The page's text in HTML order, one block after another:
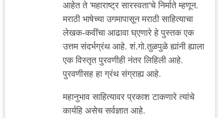
आहेत ते 'महाराष्ट्र सारस्वता'चे निर्माते म्हणून.
मराठी भाषेच्या उगमापासून मराठी साहित्याचा
लेखक-कवींचा आढावा घ्एणारे हे पुस्तक एक
उत्तम संदर्भग्रंथ आहे. शं.गो.तुळपुळे ह्यांनी ह्याला
एक विस्तृत पुरवणीही नंतर लिहिली आहे.
पुरवणीसह हा ग्रंथ संग्राह्य आहे.
महानुभाव साहित्यावर प्रकाश टाकणारे त्यांचे
कार्यहि असेच सर्वज्ञात आहे.